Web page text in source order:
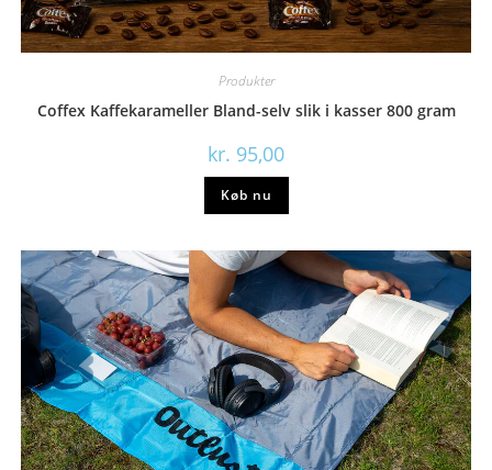
Produkter
Coffex Kaffekarameller Bland-selv slik i kasser 800 gram
kr. 95,00
Køb nu